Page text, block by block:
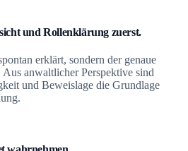
und Rollenklärung zuerst.
erklärt, sondern der genaue
anwaltlicher Perspektive sind
und Beweislage die Grundlage